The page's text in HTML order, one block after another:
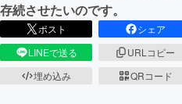
存続させたいのです。
ポスト
シェア
LINEで送る
URLコピー
埋め込み
QRコード